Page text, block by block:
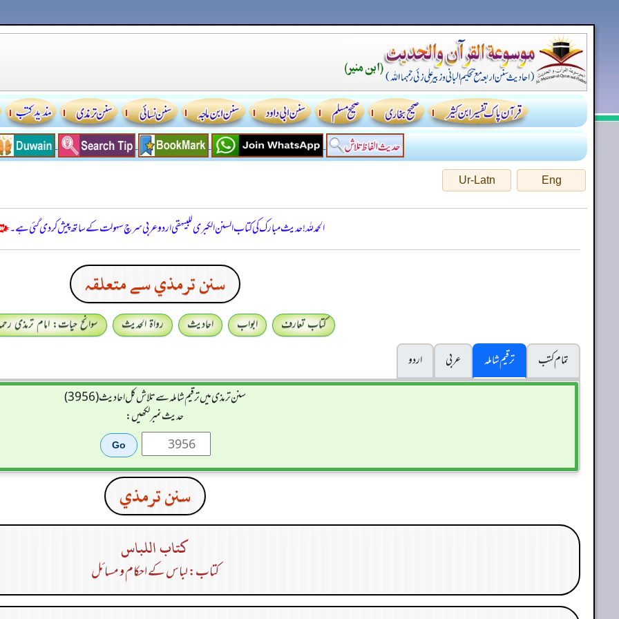
Eng
Ur-Latn
الحمدللہ! حدیث مبارک کی کتاب السنن الكبرى للبيهقي اردو عربی سرچ سہولت کے ساتھ پیش کر دی گئی ہے۔
سنن ترمذي سے متعلقہ
کتاب تعارف ابواب احادیث رواۃ الحدیث
سوانح حیات: امام ترمذی
تمام کتب
ترقیم شاملہ عربی
اردو
سنن ترمذی میں ترقیم شاملہ سے تلاش کل احادیث (3956)
حدیث نمبر لکھیں:
سنن ترمذي
كتاب اللباس
کتاب: لباس کے احکام و مسائل